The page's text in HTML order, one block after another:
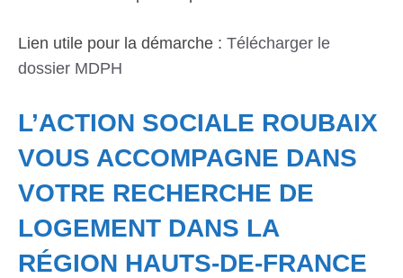
Lien utile pour la démarche : Télécharger le
dossier MDPH
L’ACTION SOCIALE ROUBAIX
VOUS ACCOMPAGNE DANS
VOTRE RECHERCHE DE
LOGEMENT DANS LA
RÉGION HAUTS-DE-FRANCE